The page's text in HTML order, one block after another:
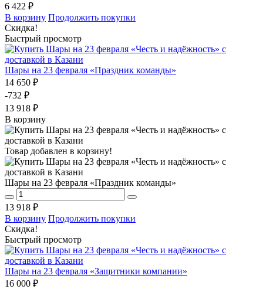
6 422 ₽
В корзину Продолжить покупки
Скидка!
Быстрый просмотр
Шары на 23 февраля «Праздник команды»
14 650 ₽
-732 ₽
13 918 ₽
В корзину
Товар добавлен в корзину!
Шары на 23 февраля «Праздник команды»
13 918 ₽
В корзину Продолжить покупки
Скидка!
Быстрый просмотр
Шары на 23 февраля «Защитники компании»
16 000 ₽